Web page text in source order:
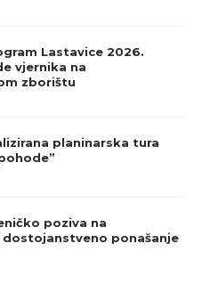
Lastavice 2026.
vjernika na
zborištu
planinarska tura
poziva na
ponašanje